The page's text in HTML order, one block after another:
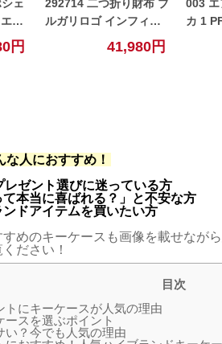
ェ
ベ
円
292714 二つ折り財布 ブ
ルガリロゴ インフィニ
ートゥム レザー ブラッ
ク コンパクトウォレッ
41,980円
003 エ
カ 1
な人におすすめ！
レゼント選びに迷っている方
て本当に喜ばれる？」と不安な方
ドアイテムを買いたい方
めのキーケースも画像を載せなが
ださい！
目次
トにキーケースが人気の理由
ースを選ぶポイント
い？今でも人気の理由